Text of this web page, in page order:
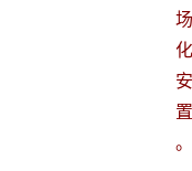
场
化
安
置
。